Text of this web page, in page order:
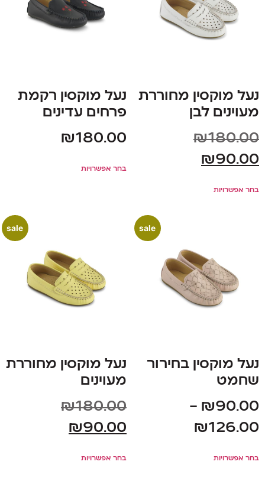
נעל מוקסין מחוררת
מעוינים לבן
₪180.00
₪90.00
בחר אפשרויות
נעל מוקסין רקמת
פרחים עדינים
₪180.00
בחר אפשרויות
sale
נעל מוקסין בחירור
שחמט
₪90.00
–
₪126.00
בחר אפשרויות
sale
נעל מוקסין מחוררת
מעוינים
₪180.00
₪90.00
בחר אפשרויות